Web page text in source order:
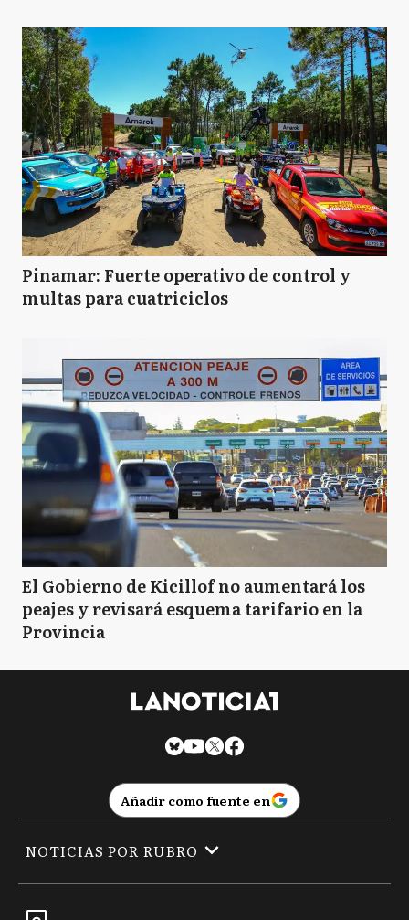
Pinamar: Fuerte operativo de control y
multas para cuatriciclos
El Gobierno de Kicillof no aumentará los
peajes y revisará esquema tarifario en la
Provincia
Añadir como fuente en
NOTICIAS POR RUBRO